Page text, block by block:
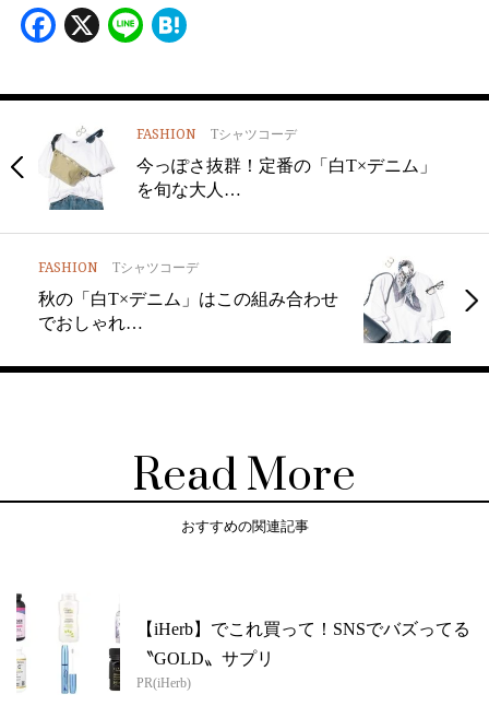
Facebook
X Line
FASHION Tシャツコーデ
今っぽさ抜群！定番の「白T×デニム」
を旬な大人…
FASHION Tシャツコーデ
秋の「白T×デニム」はこの組み合わせ
でおしゃれ…
Read More
おすすめの関連記事
【iHerb】でこれ買って！SNSでバズってる
〝GOLD〟サプリ
PR(iHerb)